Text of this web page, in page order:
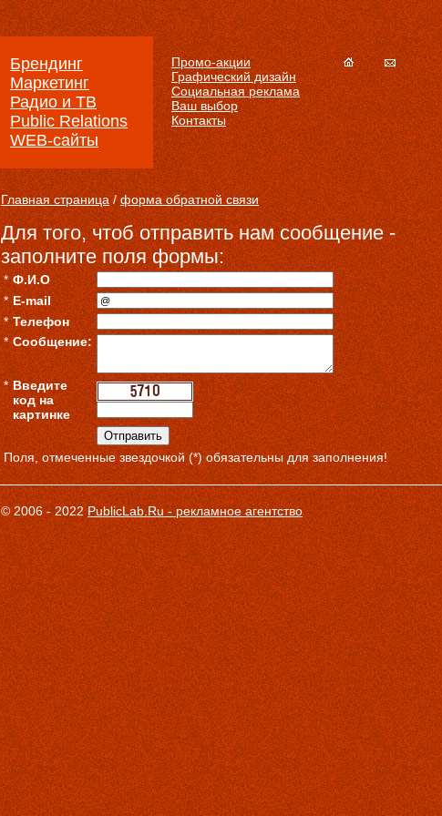
Брендинг
Маркетинг
Радио и ТВ
Public Relations
WEB-сайты
Промо-акции
Графический дизайн
Социальная реклама
Ваш выбор
Контакты
Главная страница/форма обратной связи
Для того, чтоб отправить нам сообщение -
заполните поля формы:
* Ф.И.О
* E-mail
* Телефон
* Сообщение:
* Введите
код на
картинке
Поля, отмеченные звездочкой (*) обязательны для заполнения!
© 2006 - 2022PublicLab.Ru - рекламное агентство